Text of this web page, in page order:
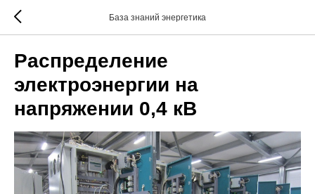
База знаний энергетика
Распределение
электроэнергии на
напряжении 0,4 кВ